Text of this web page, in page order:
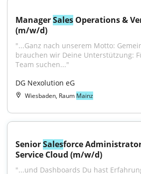
Manager Sales Operations &
(m/w/d)
"...Ganz nach unserem Motto:
brauchen wir Deine Unterstützung:
Team suchen..."
DG Nexolution eG
Wiesbaden, Raum Mainz
Senior Salesforce
Service Cloud (m/w/d)